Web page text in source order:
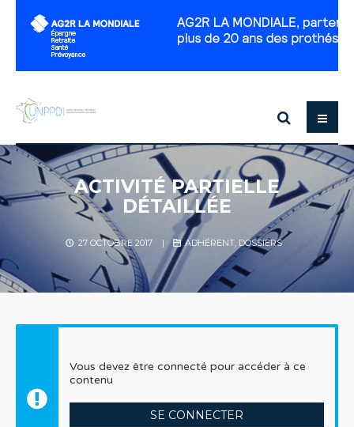
ACTIVITÉ PARTIELLE
DÉTAILLÉE
27 OCTOBRE 2017 | ADHÉRENT DOSSIERS
Vous devez être connecté pour accéder à ce
contenu
SE CONNECTER